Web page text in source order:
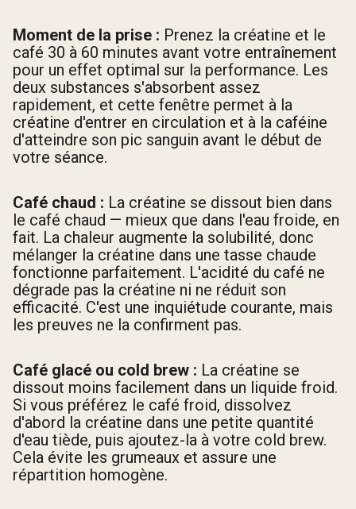
Moment de la prise : Prenez la créatine et le
café 30 à 60 minutes avant votre entraînement
pour un effet optimal sur la performance. Les
deux substances s'absorbent assez
rapidement, et cette fenêtre permet à la
créatine d'entrer en circulation et à la caféine
d'atteindre son pic sanguin avant le début de
votre séance.
Café chaud : La créatine se dissout bien dans
le café chaud — mieux que dans l'eau froide, en
fait. La chaleur augmente la solubilité, donc
mélanger la créatine dans une tasse chaude
fonctionne parfaitement. L'acidité du café ne
dégrade pas la créatine ni ne réduit son
efficacité. C'est une inquiétude courante, mais
les preuves ne la confirment pas.
Café glacé ou cold brew : La créatine se
dissout moins facilement dans un liquide froid.
Si vous préférez le café froid, dissolvez
d'abord la créatine dans une petite quantité
d'eau tiède, puis ajoutez-la à votre cold brew.
Cela évite les grumeaux et assure une
répartition homogène.